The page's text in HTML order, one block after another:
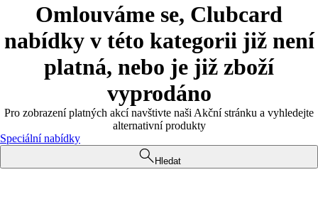
Omlouváme se, Clubcard
nabídky v této kategorii již není
platná, nebo je již zboží
vyprodáno
Pro zobrazení platných akcí navštivte naši Akční stránku a vyhledejte
alternativní produkty
Speciální nabídky
Hledat